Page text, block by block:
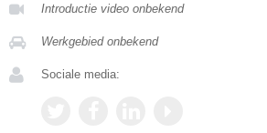
Introductie video onbekend
Werkgebied onbekend
Sociale media: